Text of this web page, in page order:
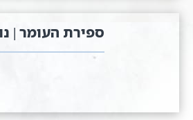
ספירת העומר |